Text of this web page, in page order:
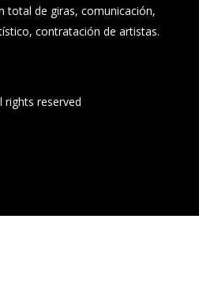
total de giras, comunicación,
contratación de artistas.
rights reserved